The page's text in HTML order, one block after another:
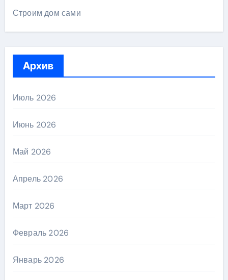
Строим дом сами
Архив
Июль 2026
Июнь 2026
Май 2026
Апрель 2026
Март 2026
Февраль 2026
Январь 2026